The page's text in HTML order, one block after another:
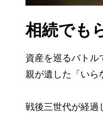
相続でも
資産を巡るバトル
親が遺した「いら
戦後三世代が経過